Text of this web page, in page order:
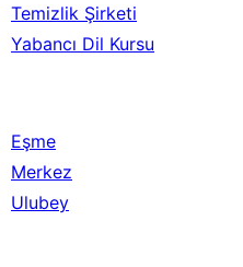
Temizlik Şirketi
Yabancı Dil Kursu
Eşme
Merkez
Ulubey